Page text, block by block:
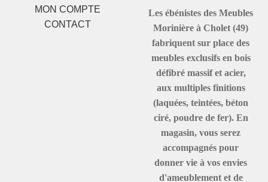
MON COMPTE
CONTACT
Les ébénistes des Meubles
Morinière à Cholet (49)
fabriquent sur place des
meubles exclusifs en bois
défibré massif et acier,
aux multiples finitions
(laquées, teintées, béton
ciré, poudre de fer). En
magasin, vous serez
accompagnés pour
donner vie à vos envies
d'ameublement et de